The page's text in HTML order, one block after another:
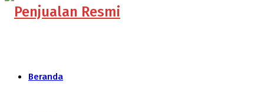
Beranda